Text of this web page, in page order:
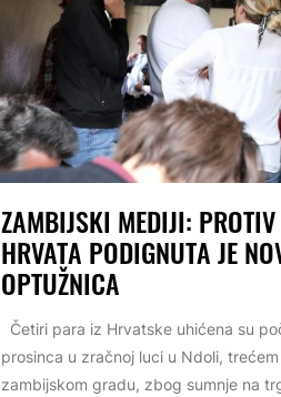
ZAMBIJSKI MEDIJI:
HRVATA PODIGNUTA JE
OPTUŽNICA
Četiri para iz Hrvatske uhićena su
prosinca u zračnoj luci u Ndoli,
zambijskom gradu, zbog sumnje na